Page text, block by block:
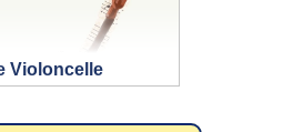
Violoncelle